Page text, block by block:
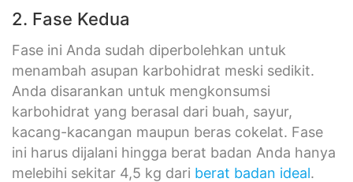
2. Fase Kedua
Fase ini Anda sudah diperbolehkan untuk
menambah asupan karbohidrat meski sedikit.
Anda disarankan untuk mengkonsumsi
karbohidrat yang berasal dari buah, sayur,
kacang-kacangan maupun beras cokelat. Fase
ini harus dijalani hingga berat badan Anda hanya
melebihi sekitar 4,5 kg dari berat badan ideal.